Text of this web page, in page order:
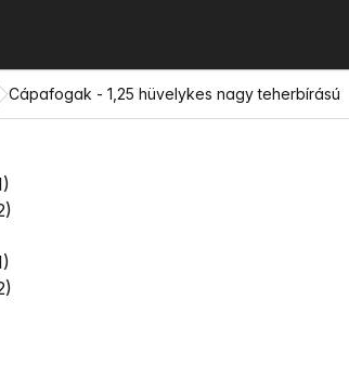
Cápafogak - 1,25 hüvelykes nagy teherbírású